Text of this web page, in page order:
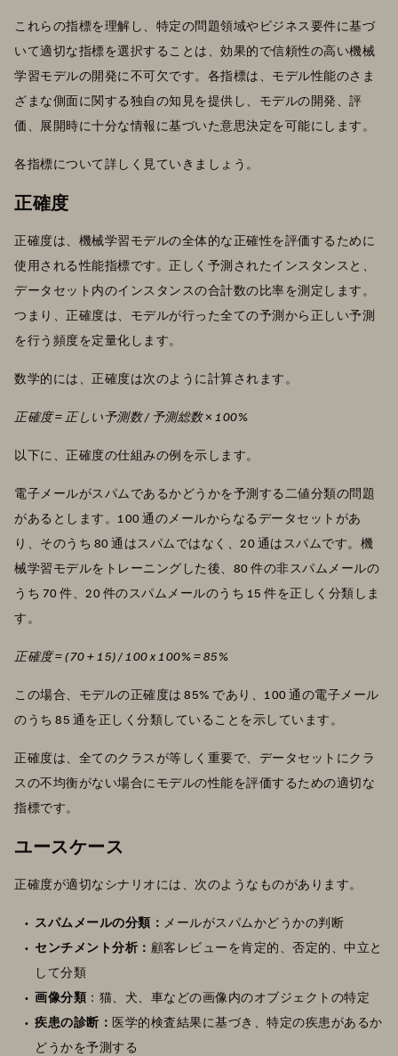
これらの指標を理解し、特定の問題領域やビジネス要件に基づ
いて適切な指標を選択することは、効果的で信頼性の高い機械
学習モデルの開発に不可欠です。各指標は、モデル性能のさま
ざまな側面に関する独自の知見を提供し、モデルの開発、評
価、展開時に十分な情報に基づいた意思決定を可能にします。
各指標について詳しく見ていきましょう。
正確度
正確度は、機械学習モデルの全体的な正確性を評価するために
使用される性能指標です。正しく予測されたインスタンスと、
データセット内のインスタンスの合計数の比率を測定します。
つまり、正確度は、モデルが行った全ての予測から正しい予測
を行う頻度を定量化します。
数学的には、正確度は次のように計算されます。
正確度 = 正しい予測数 / 予測総数 × 100%
以下に、正確度の仕組みの例を示します。
電子メールがスパムであるかどうかを予測する二値分類の問題
があるとします。100 通のメールからなるデータセットがあ
り、そのうち 80 通はスパムではなく、20 通はスパムです。機
械学習モデルをトレーニングした後、80 件の非スパムメールの
うち 70 件、20 件のスパムメールのうち 15 件を正しく分類しま
す。
正確度 = (70 + 15) / 100 x 100% = 85%
この場合、モデルの正確度は 85% であり、100 通の電子メール
のうち 85 通を正しく分類していることを示しています。
正確度は、全てのクラスが等しく重要で、データセットにクラ
スの不均衡がない場合にモデルの性能を評価するための適切な
指標です。
ユースケース
正確度が適切なシナリオには、次のようなものがあります。
スパムメールの分類： メールがスパムかどうかの判断
センチメント分析： 顧客レビューを肯定的、否定的、中立と
して分類
画像分類 ：猫、犬、車などの画像内のオブジェクトの特定
疾患の診断： 医学的検査結果に基づき、特定の疾患があるか
どうかを予測する